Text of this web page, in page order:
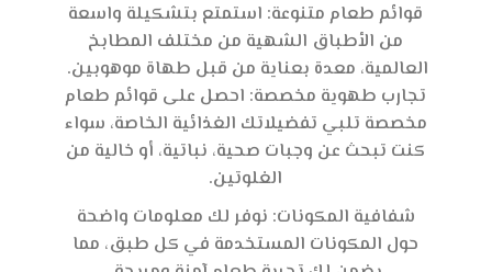
قوائم طعام متنوعة: استمتع بتشكيلة واسعة
من الأطباق الشهية من مختلف المطابخ
العالمية، معدة بعناية من قبل طهاة موهوبين.
تجارب طهوية مخصصة: احصل على قوائم طعام
مخصصة تلبي تفضيلاتك الغذائية الخاصة، سواء
كنت تبحث عن وجبات صحية، نباتية، أو خالية من
الغلوتين.
شفافية المكونات: نوفر لك معلومات واضحة
حول المكونات المستخدمة في كل طبق، مما